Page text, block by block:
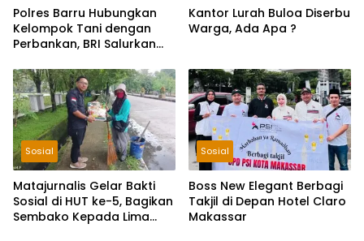
Polres Barru Hubungkan
Kelompok Tani dengan
Perbankan, BRI Salurkan
Kantor Lurah Buloa Diserbu
Warga, Ada Apa ?
Sosial
Matajurnalis Gelar Bakti
Sosial di HUT ke-5, Bagikan
Sembako Kepada Lima
Sosial
Boss New Elegant Berbagi
Takjil di Depan Hotel Claro
Makassar